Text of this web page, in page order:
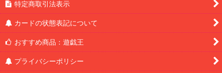
特定商取引法表示
カードの状態表記について
おすすめ商品：遊戯王
プライバシーポリシー